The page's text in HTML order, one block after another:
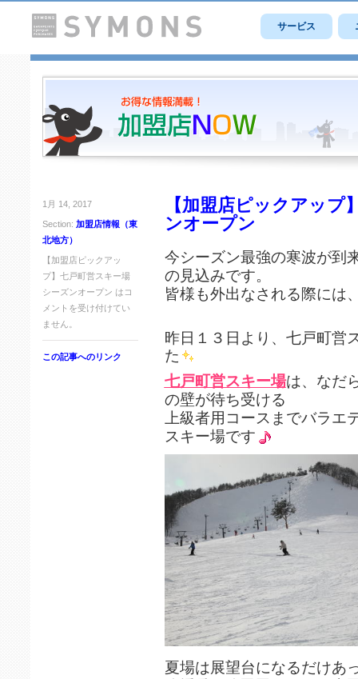
サービス
1月 14, 2017
Section: 加盟店情報（東
北地方）
【加盟店ピックアッ
プ】七戸町営スキー場
シーズンオープン は コ
メントを受け付けてい
ません。
この記事へのリンク
【加盟店ピックアップ
ンオープン
今シーズン最強の寒波が到
の見込みです。
皆様も外出なされる際には
昨日１３日より、七戸町営
た
七戸町営スキー場は、なだ
の壁が待ち受ける
上級者用コースまでバラエ
スキー場です
夏場は展望台になるだけあ